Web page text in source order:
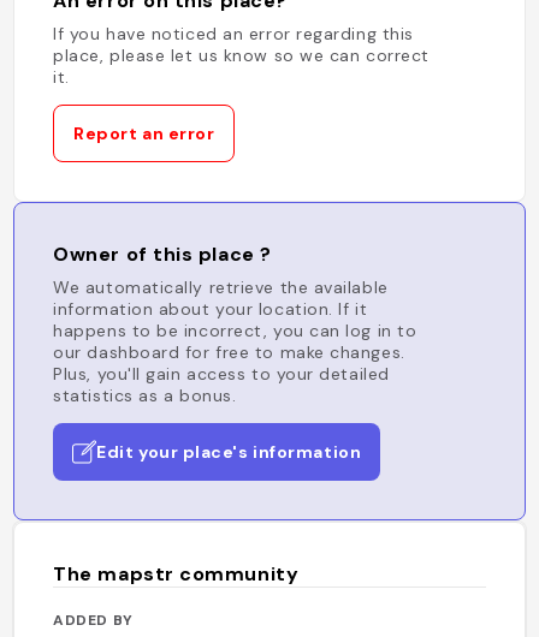
If you have noticed an error regarding this
place, please let us know so we can correct
it.
Report an error
Owner of this place ?
We automatically retrieve the available
information about your location. If it
happens to be incorrect, you can log in to
our dashboard for free to make changes.
Plus, you'll gain access to your detailed
statistics as a bonus.
Edit your place's information
The mapstr community
ADDED BY